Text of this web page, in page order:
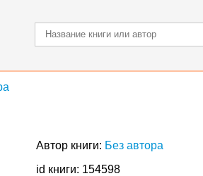
Автор книги: Без автора
id книги: 154598